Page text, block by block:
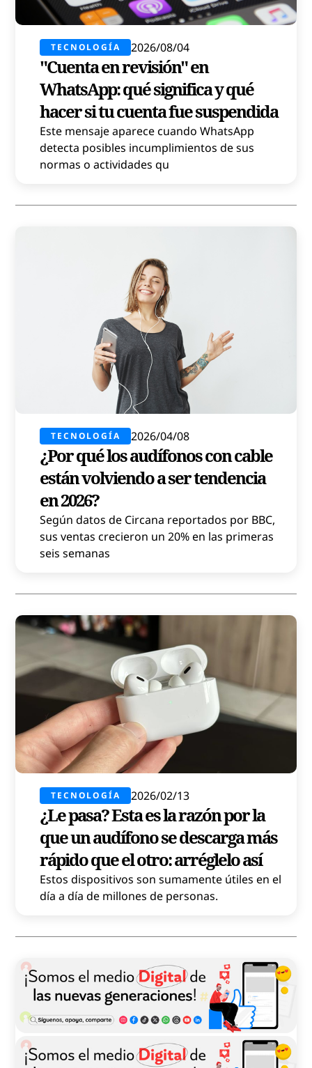
TECNOLOGÍA 2026/08/04
"Cuenta en revisión" en
WhatsApp: qué significa y qué
hacer si tu cuenta fue suspendida
Este mensaje aparece cuando WhatsApp
detecta posibles incumplimientos de sus
normas o actividades qu
TECNOLOGÍA 2026/04/08
¿Por qué los audífonos con cable
están volviendo a ser tendencia
en 2026?
Según datos de Circana reportados por BBC,
sus ventas crecieron un 20% en las primeras
seis semanas
TECNOLOGÍA 2026/02/13
¿Le pasa? Esta es la razón por la
que un audífono se descarga más
rápido que el otro: arréglelo así
Estos dispositivos son sumamente útiles en el
día a día de millones de personas.